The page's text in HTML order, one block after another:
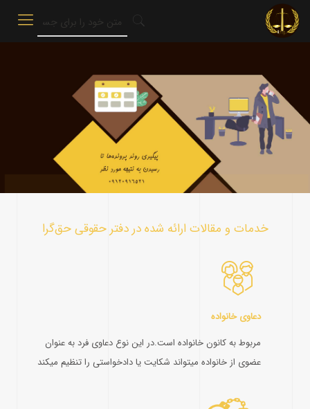
خدمات و مقالات ارائه شده در دفتر حقوقی حق‌گرا
دعاوی خانواده
مربوط به کانون خانواده است.در این نوع دعاوی فرد به عنوان
عضوی از خانواده میتواند شکایت یا دادخواستی را تنظیم میکند